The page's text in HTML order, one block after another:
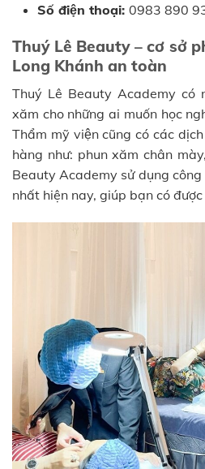
Số điện thoại: 0983 890
Thuý Lê Beauty – cơ sở
Long Khánh an toàn
Thuý Lê Beauty Academy có
xăm cho những ai muốn học
Thẩm mỹ viện cũng có các
hàng như: phun xăm chân
Beauty Academy sử dụng
nhất hiện nay, giúp bạn có